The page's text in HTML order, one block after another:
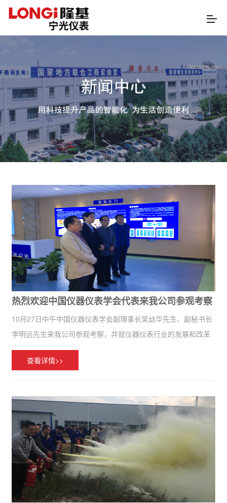
热烈欢迎中国仪器仪表学会代表来我公司参观考察
10月27日中午中国仪器仪表学会副理事长吴幼华先生、副秘书长
李明远先生来我公司参观考察，并就仪器仪表行业的发展和改革
与我公司常务总经理曹献炜先生进行了愉快的讨论和研究。同时
对智能仪表在智慧城市、大数据中的应用做了前瞻性分析。
查看详情>>